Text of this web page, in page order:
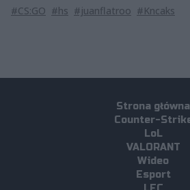
#CS:GO #hs #juanflatroo #Kncaks
Strona główna
Counter-
LoL
VALORANT
Wideo
Esport